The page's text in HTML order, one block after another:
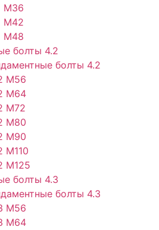
М36
М42
М48
болты 4.2
болты 4.2
М56
М64
М72
М80
М90
М110
М125
болты 4.3
болты 4.3
М56
М64